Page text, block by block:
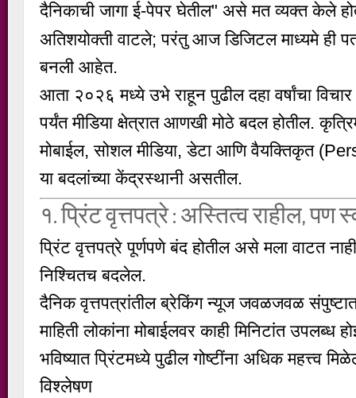
दैनिकाची जागा ई-पेपर घेतील" असे मत व्यक्त केले
अतिशयोक्ती वाटले; परंतु आज डिजिटल माध्यमे ही
बनली आहेत.
आता २०२६ मध्ये उभे राहून पुढील दहा वर्षांचा
पर्यंत मीडिया क्षेत्रात आणखी मोठे बदल होतील.
मोबाईल, सोशल मीडिया, डेटा आणि वैयक्तिकृत
या बदलांच्या केंद्रस्थानी असतील.
१. प्रिंट वृत्तपत्रे : अस्तित्व राहील,
प्रिंट वृत्तपत्रे पूर्णपणे बंद होतील असे मला वाटत
निश्चितच बदलेल.
दैनिक वृत्तपत्रांतील ब्रेकिंग न्यूज जवळजवळ
माहिती लोकांना मोबाईलवर काही मिनिटांत उपलब्ध
भविष्यात प्रिंटमध्ये पुढील गोष्टींना अधिक महत्त्व
विश्लेषण